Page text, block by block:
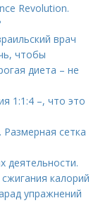
Revolution.
врач
чтобы
диета – не
1:1:4 –, что это
сетка
деятельности.
калорий
упражнений